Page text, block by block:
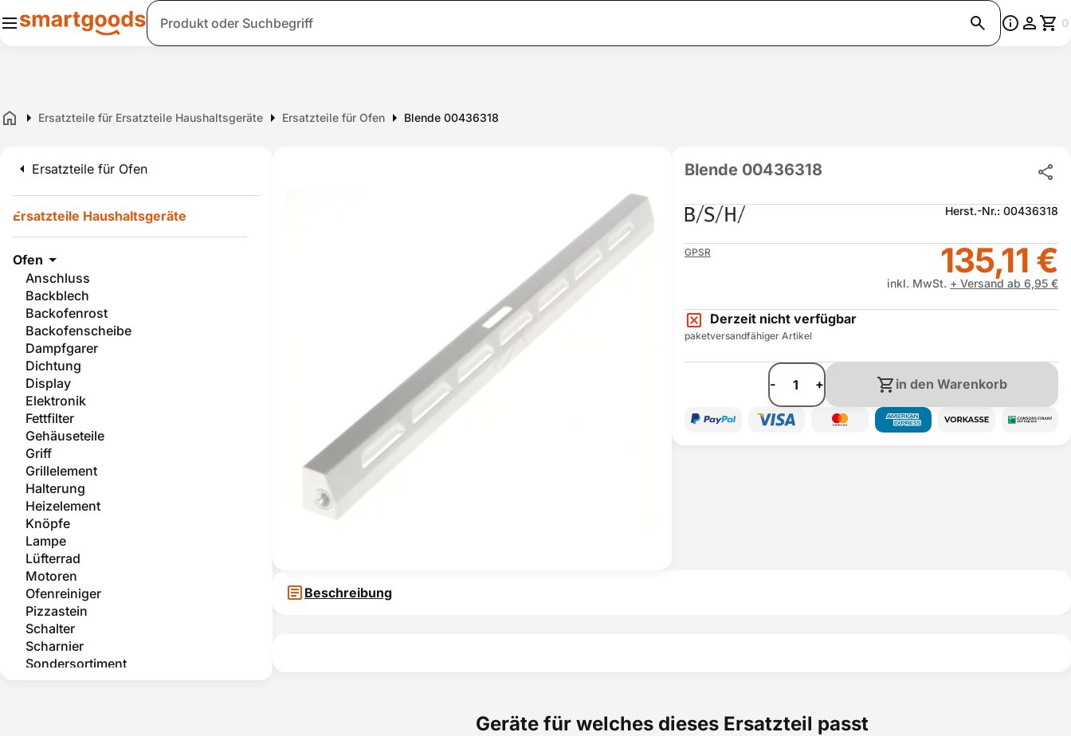
Suche 0
Home Ersatzteile für Ersatzteile Haushaltsgeräte Ersatzteile für Ofen Blende 00436318
Ersatzteile für Ofen
Ersatzteile Haushaltsgeräte
Ofen
Anschluss
Backblech
Backofenrost
Backofenscheibe
Dampfgarer
Dichtung
Display
Elektronik
Fettfilter
Gehäuseteile
Griff
Grillelement
Halterung
Heizelement
Knöpfe
Lampe
Lüfterrad
Motoren
Ofenreiniger
Pizzastein
Schalter
Scharnier
Sondersortiment
Blende 00436318
Herst.-Nr.: 00436318
GPSR 135,11 €
inkl. MwSt. + Versand ab 6,95 €
Derzeit nicht verfügbar
paketversandfähiger Artikel
- + in den Warenkorb
Beschreibung
Geräte für welches dieses Ersatzteil passt